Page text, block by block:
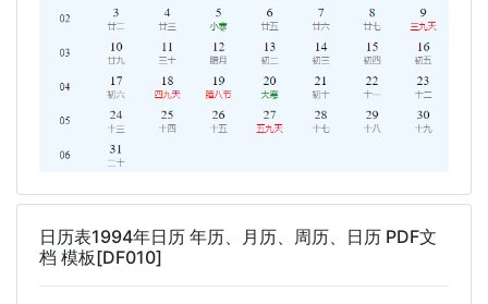
日历表1994年日历 年历、月历、周历、日历 PDF文
档 模板[DF010]